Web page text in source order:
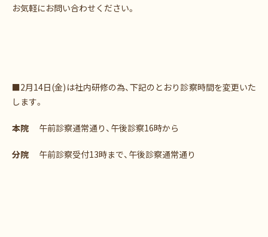
お気軽にお問い合わせください。
■2月14日(金)は社内研修の為、下記のとおり診察時間を変更いた
します。
本院 午前診察通常通り、午後診察16時から
分院 午前診察受付13時まで、午後診察通常通り